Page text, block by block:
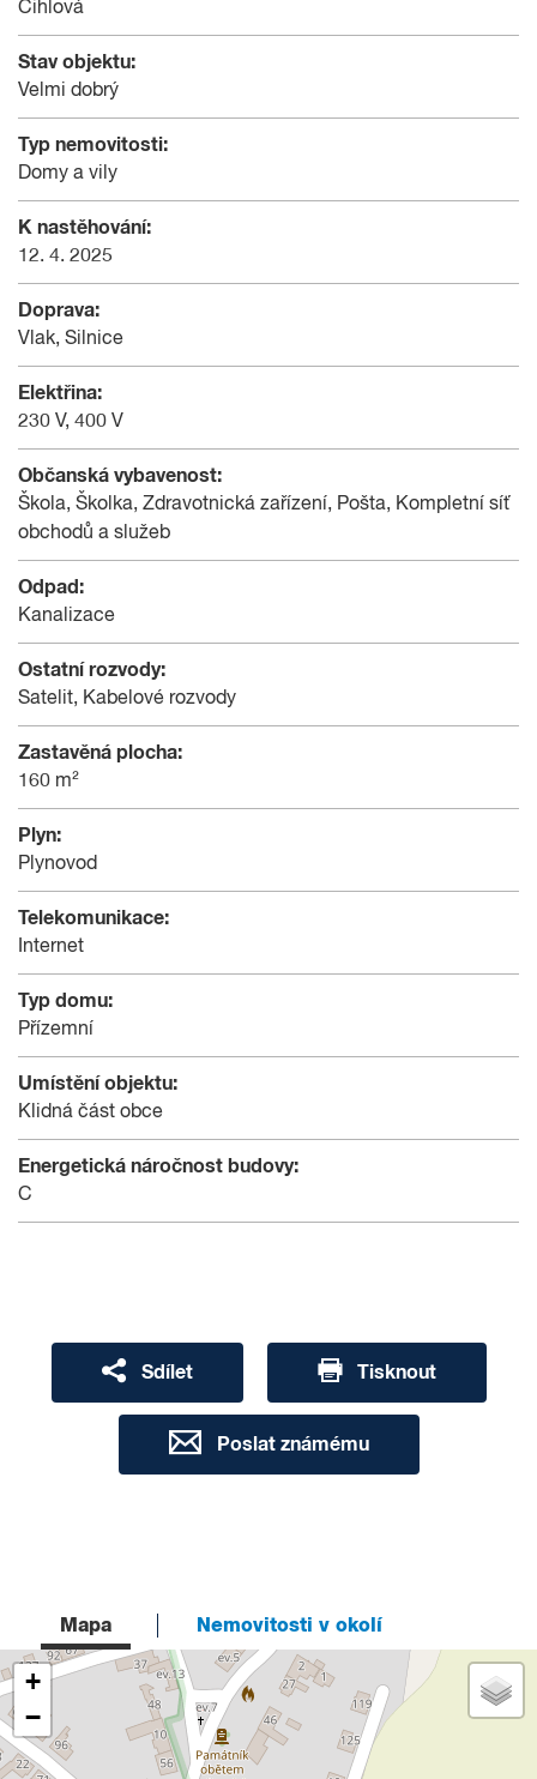
Cihlová
Stav objektu:
Velmi dobrý
Typ nemovitosti:
Domy a vily
K nastěhování:
12. 4. 2025
Doprava:
Vlak, Silnice
Elektřina:
230 V, 400 V
Občanská vybavenost:
Škola, Školka, Zdravotnická zařízení, Pošta, Kompletní síť
obchodů a služeb
Odpad:
Kanalizace
Ostatní rozvody:
Satelit, Kabelové rozvody
Zastavěná plocha:
160 m²
Plyn:
Plynovod
Telekomunikace:
Internet
Typ domu:
Přízemní
Umístění objektu:
Klidná část obce
Energetická náročnost budovy:
C
Sdílet Tisknout
Poslat známému
Mapa Nemovitosti v okolí
+
−